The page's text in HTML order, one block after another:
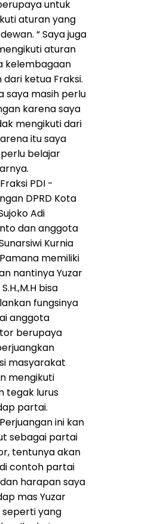
untuk
aturan yang
“ Saya juga
aturan
kelembagaan
ketua Fraksi.
saya masih perlu
karena saya
mengikuti dari
itu saya
belajar
PDI -
DPRD Kota
Adi
dan anggota
Kurnia
memiliki
nantinya Yuzar
bisa
fungsinya
anggota
berupaya
masyarakat
mengikuti
tegak lurus
partai.
ini kan
sebagai partai
tentunya akan
contoh partai
harapan saya
mas Yuzar
seperti yang